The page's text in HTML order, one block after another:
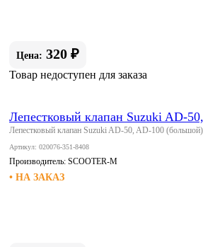
Цена: 320 ₽
Товар недоступен для заказа
Лепестковый клапан Suzuki AD-
Лепестковый клапан Suzuki AD-50, AD-100
Артикул: 020076-351-8408
Производитель: SCOOTER-M
• НА ЗАКАЗ